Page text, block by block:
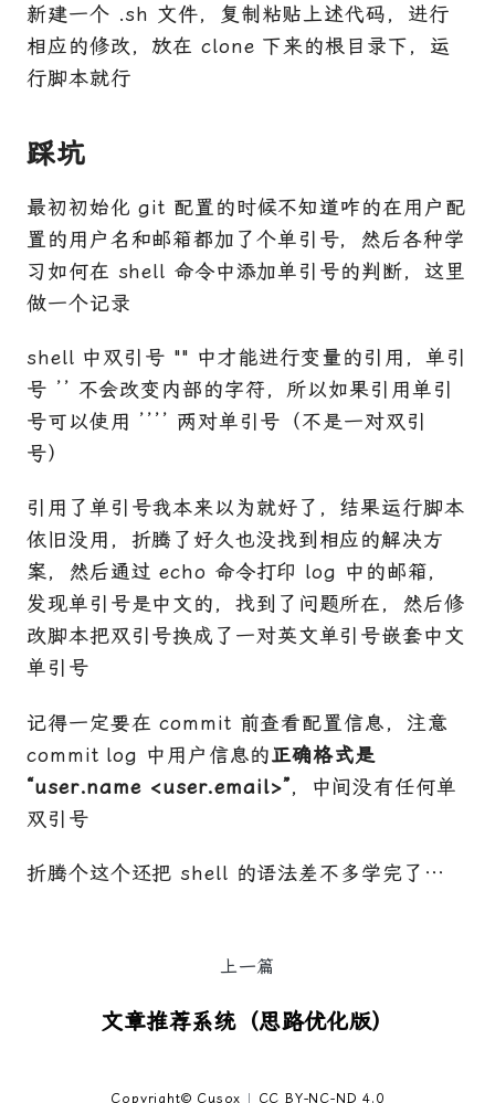
新建一个 .sh 文件，复制粘贴上述代码，进行
相应的修改，放在 clone 下来的根目录下，运
行脚本就行
踩坑
最初初始化 git 配置的时候不知道咋的在用户配
置的用户名和邮箱都加了个单引号，然后各种学
习如何在 shell 命令中添加单引号的判断，这里
做一个记录
shell 中双引号 "" 中才能进行变量的引用，单引
号 ’’ 不会改变内部的字符，所以如果引用单引
号可以使用 ’’’’ 两对单引号（不是一对双引
号）
引用了单引号我本来以为就好了，结果运行脚本
依旧没用，折腾了好久也没找到相应的解决方
案，然后通过 echo 命令打印 log 中的邮箱，
发现单引号是中文的，找到了问题所在，然后修
改脚本把双引号换成了一对英文单引号嵌套中文
单引号
记得一定要在 commit 前查看配置信息，注意
commit log 中用户信息的正确格式是
“user.name <user.email>”，中间没有任何单
双引号
折腾个这个还把 shell 的语法差不多学完了…
上一篇
文章推荐系统（思路优化版）
Copyright© Cusox | CC BY-NC-ND 4.0